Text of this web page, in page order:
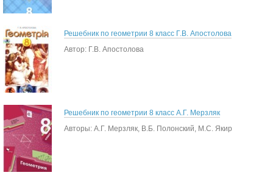
Решебник по геометрии 8 класс Г.В. Апостолова
Автор: Г.В. Апостолова
Решебник по геометрии 8 класс А.Г. Мерзляк
Авторы: А.Г. Мерзляк, В.Б. Полонский, М.С. Якир